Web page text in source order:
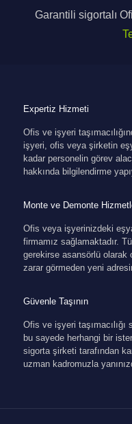
Garantili sigortalı
Expertiz Hizmeti
Ofis ve işyeri
işyeri, ofis veya şirketin
kadar personelin görev
hakkında bilgilendirme
Monte ve Demonte
Ofis veya işyerinizdeki
firmamız sağlamaktadır.
gerekirse asansörlü olarak
zarar görmeden yeni
Güvenle Taşının
Ofis ve işyeri taşımacılığı
bu sayede herhangi bir
sigorta şirketi tarafından
uzman kadromuzla